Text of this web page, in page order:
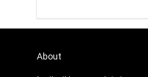
About